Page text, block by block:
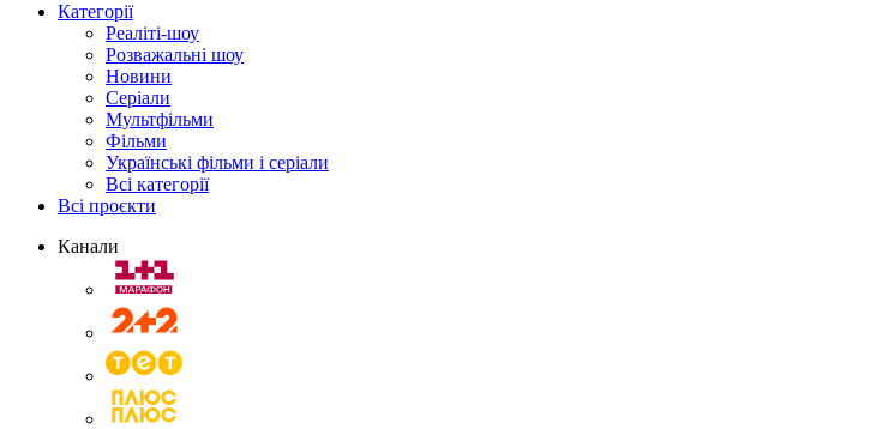
Категорії
Реаліті-шоу
Розважальні шоу
Новини
Серіали
Мультфільми
Фільми
Українські фільми і серіали
Всі категорії
Всі проєкти
Канали